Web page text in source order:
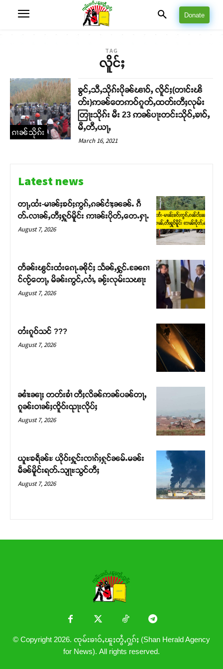
တ်ႇ တူဝ်ႈလုမ်ႈၾႃႉၼၼ်ႉ ၶဝ်ႈႁူမ်ႈၵမ်ႉထႅမ် ၸုမ်းၶၢ
ဝ်ႇၽူႈတွႆႇႁွၵ်ႈ လႆႈယူႇၶႃႈဢေႃႈ။
Donate
TAG
လိူင်ႈ
ၵၢၼ်သိုၵ်း
ၶွင်ႇသီႇသိုၵ်းပိုၼ်ၽၢဝ်ႇ လိူင်ႈ(တၢင်းၽိ
တ်း)ဢၼ်တေဢဝ်ၵူတ်ႇထတ်းတီႈလုမ်း
တြႃးသိုၵ်း မီး 23 ဢၼ်ပႃးတင်းသိုဝ်ႇၶၢဝ်ႇ
မီႇတီႇယႃႇ
March 16, 2021
Latest news
တႃႇထႆး-မၢၼ်ႈၶဝ်ႈဢွၵ်ႇၵၼ်ငၢႆႈၼၼ်ႉ ၵဵ
တ်ႉလၢၼ်ႇတီႈႁူဝ်မိူင်း ဢၢၼ်းပိုတ်ႇတေႉႁႃႉ
August 7, 2026
တႅၼ်းၽွင်းထႆးၵေႃႉၼိုင်ႈ သႅၼ်ႇႁွင်ႉၼႄၵၢ
င်ၸႂ်တေႃႇ မိၼ်းဢွင်ႇလၢႆႇ ၼႂ်းလုမ်းသၽႃး
August 7, 2026
တႆးၵူဝ်သင် ???
August 7, 2026
ၼၢႆးၼႃႈ တတ်းၶၢႆ တီႈလိၼ်ဢၼ်ပၼ်တႃႇ
ၵူၼ်းဝၢၼ်ႈၸိူဝ်းၺႃးလိုပ်ႈ
August 7, 2026
ယူႊၶရဵၼ်ႊ ယိုဝ်းႁူင်းၸၢၵ်ႈႁုင်ၼမ်ႉမၼ်း
မဵၼ်မိူင်းရတ်ႉသျႃႊသွင်တီႈ
August 7, 2026
© Copyright 2026. ၸုမ်းၶၢဝ်ႇၽူႈတွႆႇႁွၵ်ႈ (Shan Herald Agency
for News). All rights reserved.